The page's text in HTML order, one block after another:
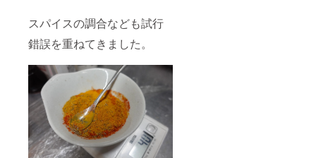
スパイスの調合なども試行
錯誤を重ねてきました。